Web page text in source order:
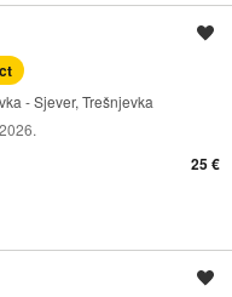
- Sjever, Trešnjevka
25 €